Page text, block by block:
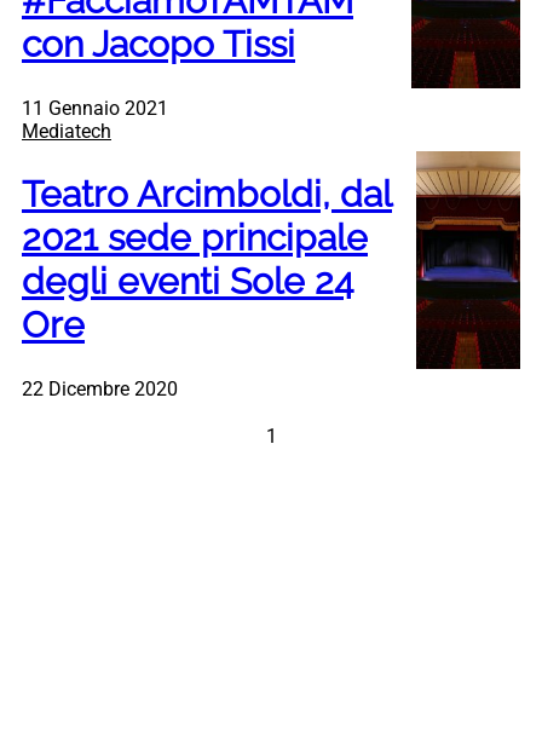
con Jacopo Tissi
11 Gennaio 2021
Mediatech
Teatro Arcimboldi, dal
2021 sede principale
degli eventi Sole 24
Ore
22 Dicembre 2020
1